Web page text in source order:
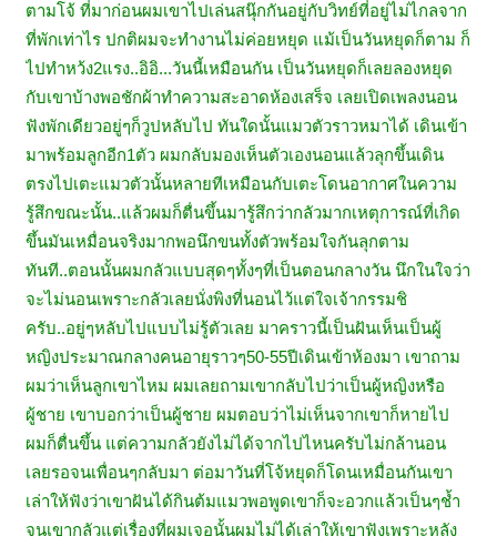
ตามโจ้ ที่มาก่อนผมเขาไปเล่นสนุ๊กกันอยู่กับวิทย์ที่อยู่ไม่ไกลจาก
ที่พักเท่าไร ปกติผมจะทำงานไม่ค่อยหยุด แม้เป็นวันหยุดก็ตาม ก็
ไปทำหว้ง2แรง..อิอิ...วันนี้เหมือนกัน เป็นวันหยุดก็เลยลองหยุด
กับเขาบ้างพอชักผ้าทำความสะอาดห้องเสร็จ เลยเปิดเพลงนอน
ฟังพักเดียวอยู่ๆก็วูปหลับไป ทันใดนั้นแมวตัวราวหมาได้ เดินเข้า
มาพร้อมลูกอีก1ตัว ผมกลับมองเห็นตัวเองนอนแล้วลุกขึ้นเดิน
ตรงไปเตะแมวตัวนั้นหลายทีเหมือนกับเตะโดนอากาศในความ
รู้สึกขณะนั้น..แล้วผมก็ตื่นขึ้นมารู้สึกว่ากลัวมากเหตุการณ์ที่เกิด
ขึ้นมันเหมื่อนจริงมากพอนึกขนทั้งตัวพร้อมใจกันลุกตาม
ทันที..ตอนนั้นผมกลัวแบบสุดๆทั้งๆที่เป็นตอนกลางวัน นึกในใจว่า
จะไม่นอนเพราะกลัวเลยนั่งพิงที่นอนไว้แต่ใจเจ้ากรรมชิ
ครับ..อยู่ๆหลับไปแบบไม่รู้ตัวเลย มาคราวนี้เป็นฝันเห็นเป็นผู้
หญิงประมาณกลางคนอายุราวๆ50-55ปีเดินเข้าห้องมา เขาถาม
ผมว่าเห็นลูกเขาไหม ผมเลยถามเขากลับไปว่าเป็นผู้หญิงหรือ
ผู้ชาย เขาบอกว่าเป็นผู้ชาย ผมตอบว่าไม่เห็นจากเขาก็หายไป
ผมก็ตื่นขึ้น แต่ความกลัวยังไม่ได้จากไปไหนครับไม่กล้านอน
เลยรอจนเพื่อนๆกลับมา ต่อมาวันที่โจ้หยุดก็โดนเหมื่อนกันเขา
เล่าให้ฟังว่าเขาฝันได้กินต้มแมวพอพูดเขาก็จะอวกแล้วเป็นๆช้ำ
จนเขากลัวแต่เรื่องที่ผมเจอนั้นผมไม่ได้เล่าให้เขาฟังเพราะหลัง